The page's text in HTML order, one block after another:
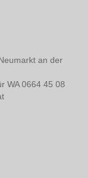
an der
WA 0664 45 08